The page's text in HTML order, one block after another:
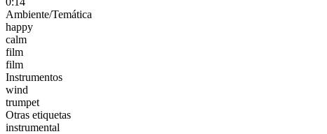
Ambiente/Temática
happy
calm
film
film
Instrumentos
wind
trumpet
Otras etiquetas
instrumental